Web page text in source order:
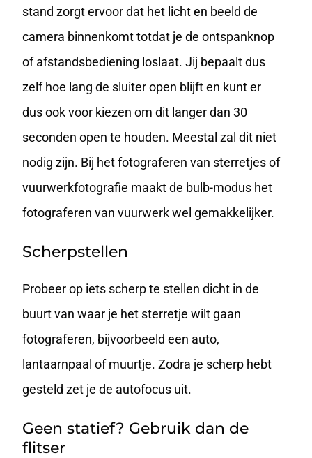
stand zorgt ervoor dat het licht en beeld de
camera binnenkomt totdat je de ontspanknop
of afstandsbediening loslaat. Jij bepaalt dus
zelf hoe lang de sluiter open blijft en kunt er
dus ook voor kiezen om dit langer dan 30
seconden open te houden. Meestal zal dit niet
nodig zijn. Bij het fotograferen van sterretjes of
vuurwerkfotografie maakt de bulb-modus het
fotograferen van vuurwerk wel gemakkelijker.
Scherpstellen
Probeer op iets scherp te stellen dicht in de
buurt van waar je het sterretje wilt gaan
fotograferen, bijvoorbeeld een auto,
lantaarnpaal of muurtje. Zodra je scherp hebt
gesteld zet je de autofocus uit.
Geen statief? Gebruik dan de
flitser